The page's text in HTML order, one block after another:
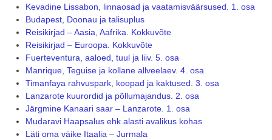
Kevadine Lissabon, linnaosad ja vaatamisväärsused. 1. osa
Budapest, Doonau ja talisuplus
Reisikirjad – Aasia, Aafrika. Kokkuvõte
Reisikirjad – Euroopa. Kokkuvõte
Fuerteventura, aaloed, tuul ja liiv. 5. osa
Manrique, Teguise ja kollane allveelaev. 4. osa
Timanfaya rahvuspark, koopad ja kaktused. 3. osa
Lanzarote kuurordid ja põllumajandus. 2. osa
Järgmine Kanaari saar – Lanzarote. 1. osa
Mudaravi Haapsalus ehk alasti avalikus kohas
Läti oma väike Itaalia – Jurmala